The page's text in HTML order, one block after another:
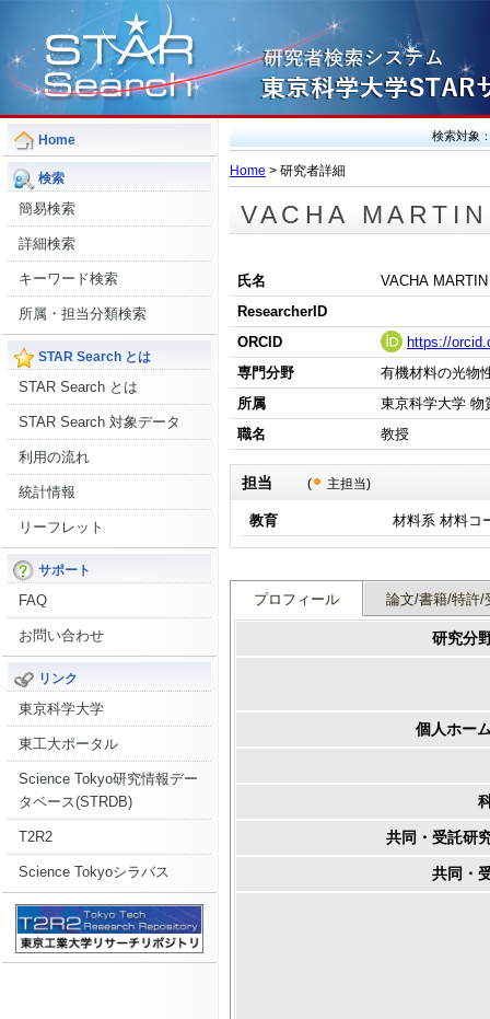
Home
検索
簡易検索
詳細検索
キーワード検索
所属・担当分類検索
STAR Search とは
STAR Search とは
STAR Search 対象データ
利用の流れ
統計情報
リーフレット
サポート
FAQ
お問い合わせ
リンク
東京科学大学
東工大ポータル
Science Tokyo研究情報デー
タベース(STRDB)
T2R2
Science Tokyoシラバス
検索対象
Home > 研究者詳細
VACHA
氏名
VACHA
ResearcherID
ORCID
https://
専門分野
有機材料の光物
所属
東京科学大学 物
職名
教授
( 主担当)
教育 材料系 材料コ
プロフィール 論文/書籍/特許/
研究分
個人ホー
共同・受託研
共同・